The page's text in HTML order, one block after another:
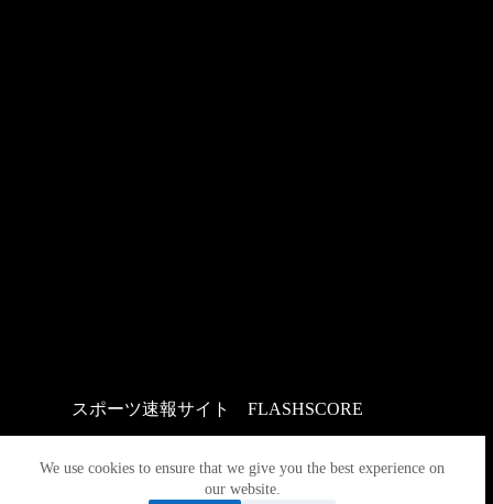
We use cookies to ensure that we give you the best experience on
our website.
スポーツ速報サイト FLASHSCORE